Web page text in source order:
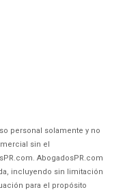
personal solamente y no
sin el
AbogadosPR.com
incluyendo sin limitación
para el propósito